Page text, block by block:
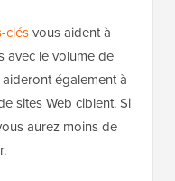
clésvous aident à
avec le volume de
également à
sites Web ciblent. Si
aurez moins de